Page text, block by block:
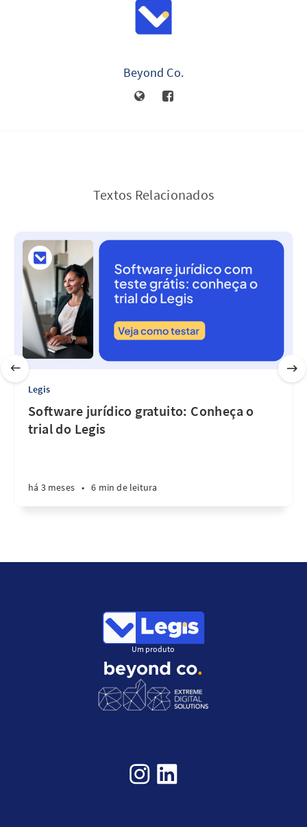
Beyond Co.
Textos Relacionados
Legis
Software jurídico gratuito: Conheça o
trial do Legis
há 3 meses • 6 min de leitura
Um produto